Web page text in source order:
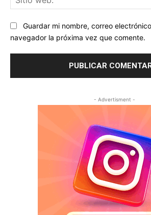
Guardar mi nombre, correo
navegador la próxima vez que comente.
- Advertisment -